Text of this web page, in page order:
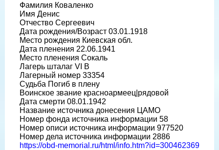
Фамилия Коваленко
Имя Денис
Отчество Сергеевич
Дата рождения/Возраст 03.01.1918
Место рождения Киевская обл.
Дата пленения 22.06.1941
Место пленения Сокаль
Лагерь шталаг VI B
Лагерный номер 33354
Судьба Погиб в плену
Воинское звание красноармеец|рядовой
Дата смерти 08.01.1942
Название источника донесения ЦАМО
Номер фонда источника информации 58
Номер описи источника информации 977520
Номер дела источника информации 2886
https://obd-memorial.ru/html/info.htm?id=300462369